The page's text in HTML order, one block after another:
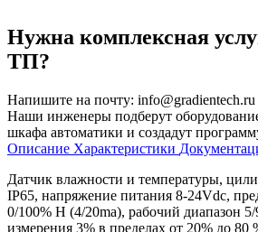
Нужна комплексная
ТП?
Напишите на почту: info@gradientech.ru
Наши инженеры подберут
шкафа автоматики и создадут
Описание Характеристики
Датчик влажности и температуры,
IP65, напряжение питания 8-24Vdc,
0/100% H (4/20ma), рабочий диапазон
измерения 3% в пределах от 20% до